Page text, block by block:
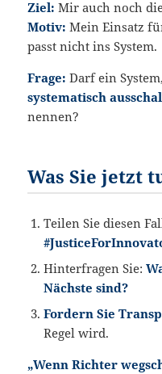
Ziel: Mir auch noch
Motiv: Mein Einsatz
passt nicht ins System.
Frage: Darf ein
systematisch
nennen?
Was Sie jetzt
Teilen Sie diesen
Hinterfragen Sie:
Nächste sind?
Fordern Sie
Regel wird.
„Wenn Richter